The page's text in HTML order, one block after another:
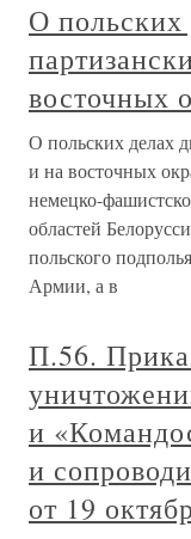
О польских
восточных
О польских делах
и на восточных
немецко-
областей
польского
Армии, а в
П.56.
и
и
от 19